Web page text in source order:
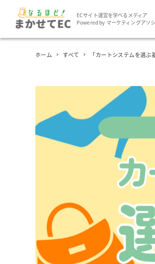
ECサイト運営を学べるメディア
Powered by マーケティングアソ
ホーム すべて 「カートシステムを選ぶ